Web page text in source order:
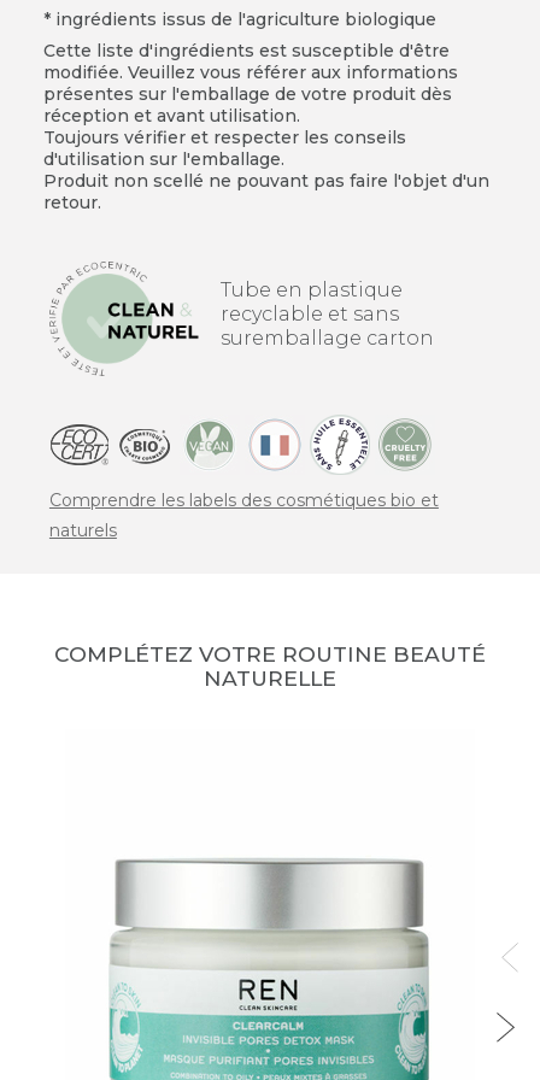
* ingrédients issus de l'agriculture biologique
Cette liste d'ingrédients est susceptible d'être
modifiée. Veuillez vous référer aux informations
présentes sur l'emballage de votre produit dès
réception et avant utilisation.
Toujours vérifier et respecter les conseils
d'utilisation sur l'emballage.
Produit non scellé ne pouvant pas faire l'objet d'un
retour.
Tube en plastique
recyclable et sans
suremballage carton
Comprendre les labels des cosmétiques bio et
naturels
COMPLÉTEZ VOTRE ROUTINE BEAUTÉ
NATURELLE